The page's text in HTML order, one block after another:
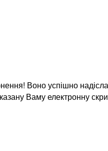
Воно успішно
Ваму електронну